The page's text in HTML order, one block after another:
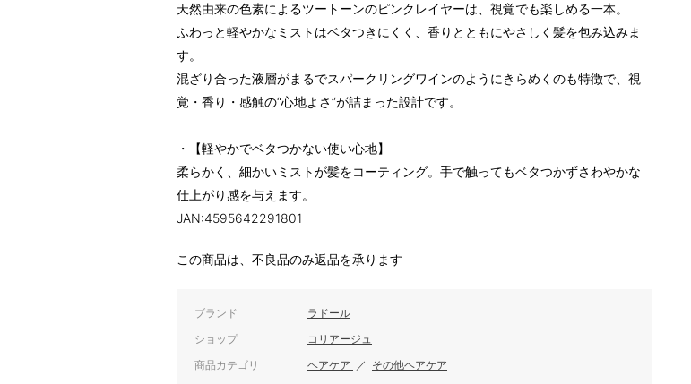
天然由来の色素によるツートーンのピンクレイヤーは、視覚でも楽しめる一本。
ふわっと軽やかなミストはベタつきにくく、香りとともにやさしく髪を包み込みま
す。
混ざり合った液層がまるでスパークリングワインのようにきらめくのも特徴で、視
覚・香り・感触の“心地よさ”が詰まった設計です。
・【軽やかでベタつかない使い心地】
柔らかく、細かいミストが髪をコーティング。手で触ってもベタつかずさわやかな
仕上がり感を与えます。
JAN:4595642291801
この商品は、不良品のみ返品を承ります
ブランド ラドール
ショップ コリアージュ
商品カテゴリ ヘアケア ／ その他ヘアケア